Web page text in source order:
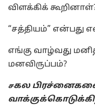
விளக்கிக்
“சத்தியம்” என்பது
எங்கு வாழ்வது
மனவிருப்பம்?
சகல